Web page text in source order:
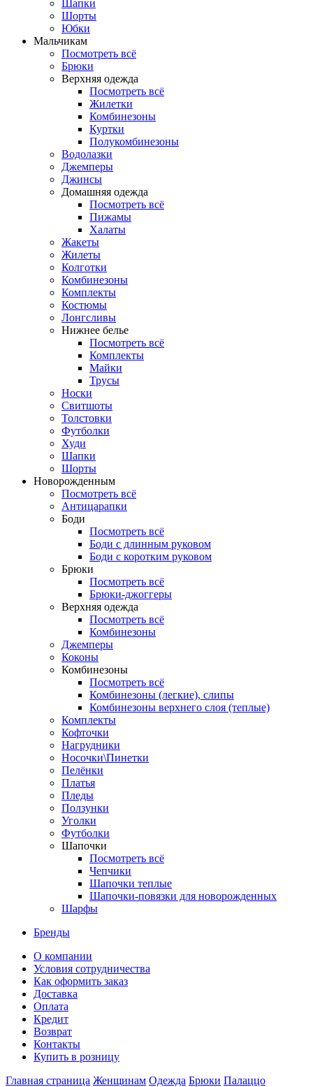
Шапки
Шорты
Юбки
Мальчикам
Посмотреть всё
Брюки
Верхняя одежда
Посмотреть всё
Жилетки
Комбинезоны
Куртки
Полукомбинезоны
Водолазки
Джемперы
Джинсы
Домашняя одежда
Посмотреть всё
Пижамы
Халаты
Жакеты
Жилеты
Колготки
Комбинезоны
Комплекты
Костюмы
Лонгсливы
Нижнее белье
Посмотреть всё
Комплекты
Майки
Трусы
Носки
Свитшоты
Толстовки
Футболки
Худи
Шапки
Шорты
Новорожденным
Посмотреть всё
Антицарапки
Боди
Посмотреть всё
Боди с длинным руковом
Боди с коротким руковом
Брюки
Посмотреть всё
Брюки-джоггеры
Верхняя одежда
Посмотреть всё
Комбинезоны
Джемперы
Коконы
Комбинезоны
Посмотреть всё
Комбинезоны (легкие), слипы
Комбинезоны верхнего слоя (теплые)
Комплекты
Кофточки
Нагрудники
Носочки\Пинетки
Пелёнки
Платья
Пледы
Ползунки
Уголки
Футболки
Шапочки
Посмотреть всё
Чепчики
Шапочки теплые
Шапочки-повязки для новорожденных
Шарфы
Бренды
О компании
Условия сотрудничества
Как оформить заказ
Доставка
Оплата
Кредит
Возврат
Контакты
Купить в розницу
Главная страница Женщинам Одежда Брюки Палаццо